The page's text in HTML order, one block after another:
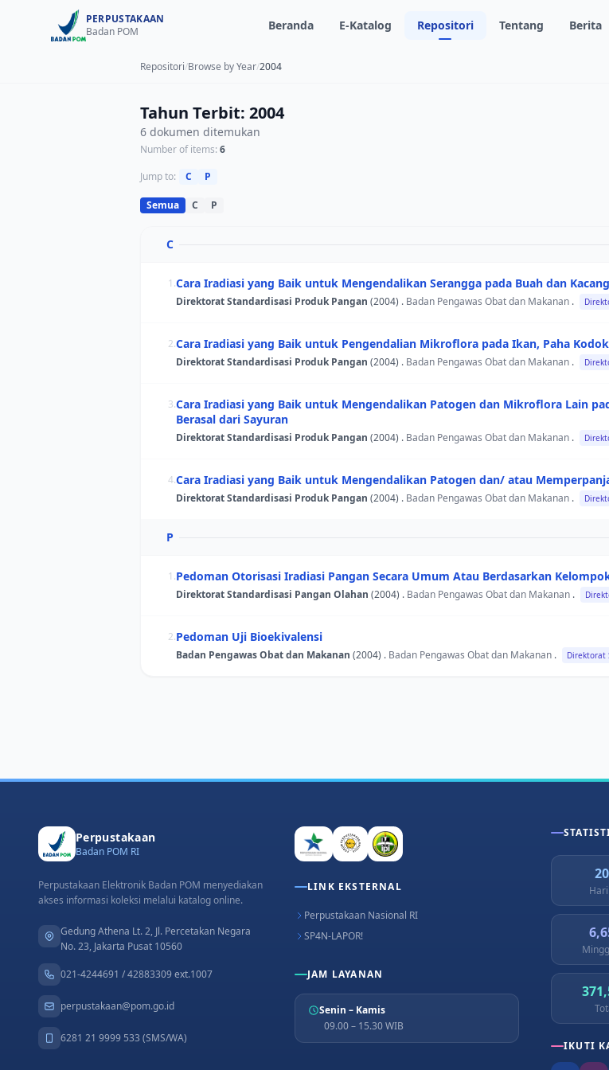
PERPUSTAKAAN
Badan POM
Beranda E-Katalog Repositori Tentang Berita
Repositori/Browse by Year/2004
Tahun Terbit: 2004
6 dokumen ditemukan
Number of items: 6
Jump to:
C P
Semua C P
C
1.Cara Iradiasi yang Baik untuk Mengendalikan Serangga pada Buah dan
Direktorat Standardisasi Produk Pangan (2004) . Badan Pengawas Obat dan Makanan .
2.Cara Iradiasi yang Baik untuk Pengendalian Mikroflora pada Ikan, Paha
Direktorat Standardisasi Produk Pangan (2004) . Badan Pengawas Obat dan Makanan .
3.Cara Iradiasi yang Baik untuk Mengendalikan Patogen dan Mikroflora Lain
Berasal dari Sayuran
Direktorat Standardisasi Produk Pangan (2004) . Badan Pengawas Obat dan Makanan .
4.Cara Iradiasi yang Baik untuk Mengendalikan Patogen dan/ atau
Direktorat Standardisasi Produk Pangan (2004) . Badan Pengawas Obat dan Makanan .
P
1.Pedoman Otorisasi Iradiasi Pangan Secara Umum Atau Berdasarkan
Direktorat Standardisasi Pangan Olahan (2004) . Badan Pengawas Obat dan Makanan .
2.Pedoman Uji Bioekivalensi
Badan Pengawas Obat dan Makanan (2004) . Badan Pengawas Obat dan Makanan . Direktorat
Perpustakaan
Badan POM RI
Perpustakaan Elektronik Badan POM menyediakan
akses informasi koleksi melalui katalog online.
Gedung Athena Lt. 2, Jl. Percetakan Negara
No. 23, Jakarta Pusat 10560
021-4244691 / 42883309 ext.1007
perpustakaan@pom.go.id
6281 21 9999 533 (SMS/WA)
LINK EKSTERNAL
Perpustakaan Nasional RI
SP4N-LAPOR!
JAM LAYANAN
Senin – Kamis
09.00 – 15.30 WIB
IKUTI